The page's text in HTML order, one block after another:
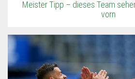
Meister Tipp – dieses Team
vorn